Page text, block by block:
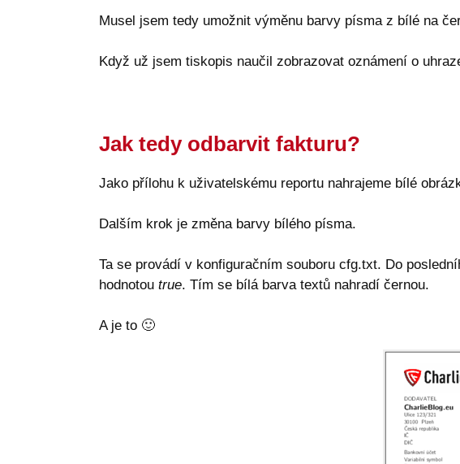
Musel jsem tedy umožnit výměnu barvy písma z bílé na
Když už jsem tiskopis naučil zobrazovat oznámení o
Jak tedy odbarvit fakturu?
Jako přílohu k uživatelskému reportu nahrajeme bílé
Dalším krok je změna barvy bílého písma.
Ta se provádí v konfiguračním souboru cfg.txt. Do
hodnotou true. Tím se bílá barva textů nahradí černou.
A je to 🙂